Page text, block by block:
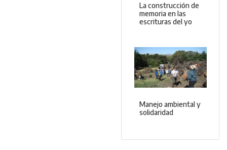
La construcción de
memoria en las
escrituras del yo
Manejo ambiental y
solidaridad